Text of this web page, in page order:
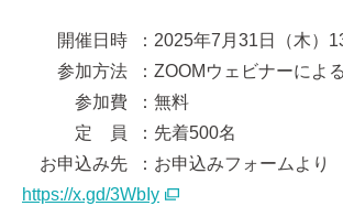
開催日時 ：2025年7月31日（木）
参加方法 ：ZOOMウェビナーによ
参加費 ：無料
定 員 ：先着500名
お申込み先 ：お申込みフォームより
https://x.gd/3WbIy